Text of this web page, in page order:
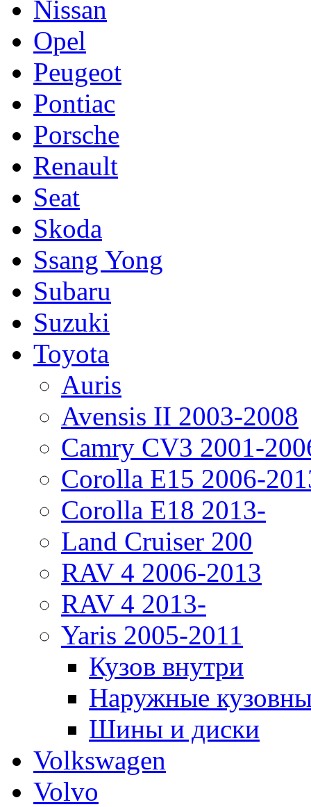
Nissan
Opel
Peugeot
Pontiac
Porsche
Renault
Seat
Skoda
Ssang Yong
Subaru
Suzuki
Toyota
Auris
Avensis II 2003-2008
Camry CV3 2001-
Corolla E15 2006-
Corolla E18 2013-
Land Cruiser 200
RAV 4 2006-2013
RAV 4 2013-
Yaris 2005-2011
Кузов внутри
Наружные
Шины и диски
Volkswagen
Volvo